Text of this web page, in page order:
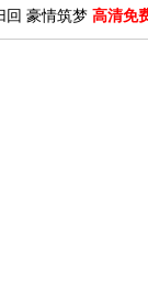
回 豪情筑梦 高清免